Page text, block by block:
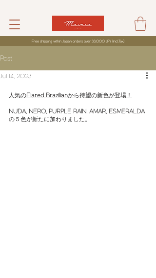
Free shipping within Japan orders over 33,000 JPY (incl,Tax)
Post
Jul 14, 2023
人気のFlared Brazilianから待望の新色が登場！
NUDA, NERO, PURPLE RAIN, AMAR, ESMERALDA
の５色が新たに加わりました。